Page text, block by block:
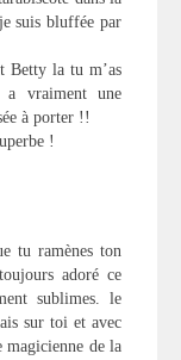
suis bluffée par
Betty la tu m’as
vraiment une
à porter !!
!
tu ramènes ton
adoré ce
sublimes. le
sur toi et avec
magicienne de la